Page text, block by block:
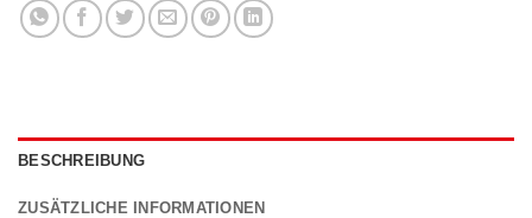
BESCHREIBUNG
ZUSÄTZLICHE INFORMATIONEN